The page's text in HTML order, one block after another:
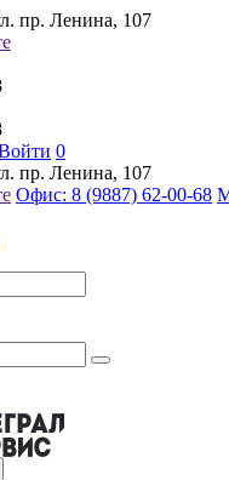
пр. Ленина, 107
0
пр. Ленина, 107
Офис: 8 (9887) 62-00-68